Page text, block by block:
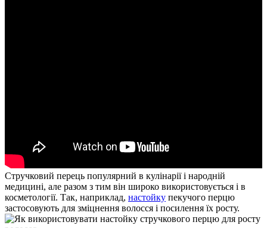
Стручковий перець популярний в кулінарії і народній
медицині, але разом з тим він широко використовується і в
косметології. Так, наприклад, настойку пекучого перцю
застосовують для зміцнення волосся і посилення їх росту.